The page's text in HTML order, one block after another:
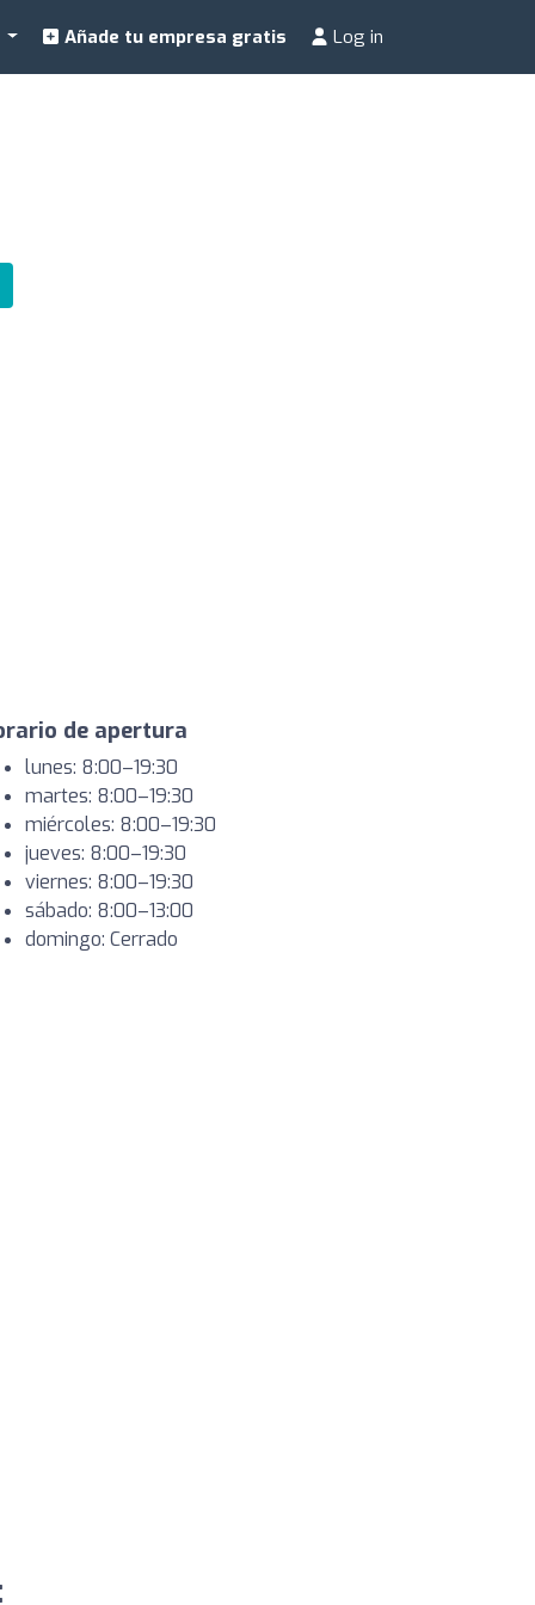
Añade tu empresa gratis Log in
de apertura
lunes: 8:00–19:30
martes: 8:00–19:30
miércoles: 8:00–19:30
jueves: 8:00–19:30
viernes: 8:00–19:30
sábado: 8:00–13:00
domingo: Cerrado